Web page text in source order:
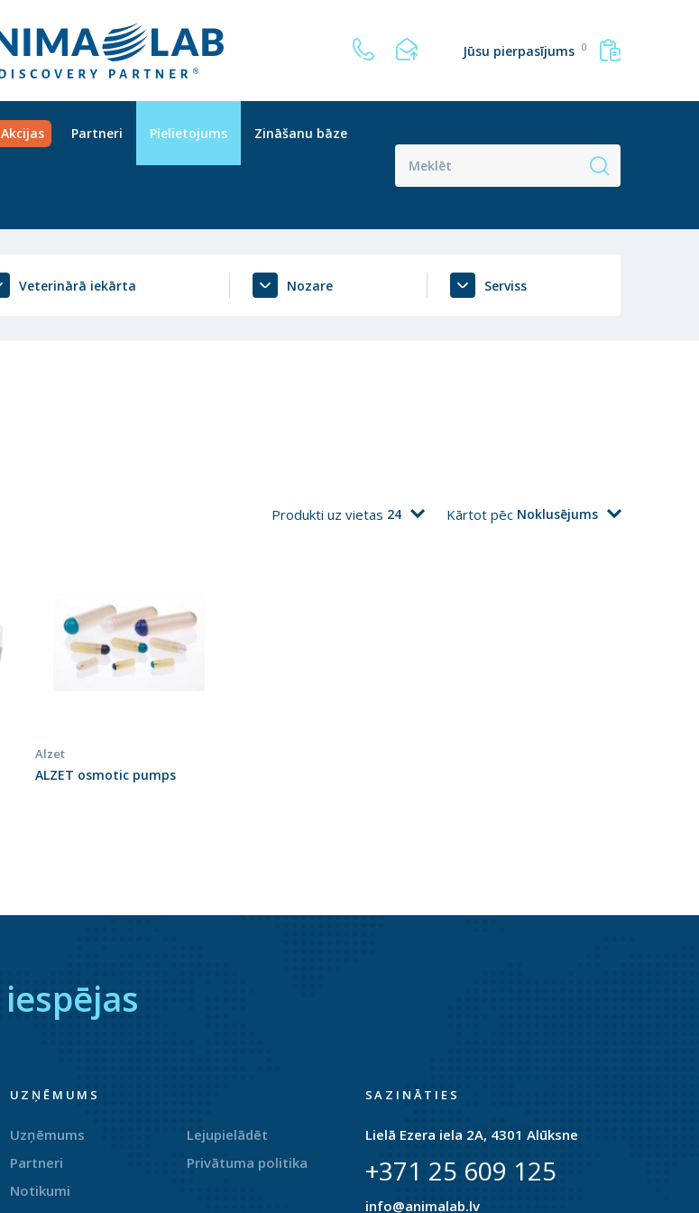
Jūsu pierpasījums 0
Akcijas Partneri Pielietojums Zināšanu bāze
Veterinārā iekārta Nozare Serviss
Produkti uz vietas 24 Kārtot pēc Noklusējums
Alzet
ALZET osmotic pumps
iespējas
UZŅĒMUMS
Uzņēmums
Partneri
Notikumi
Lejupielādēt
Privātuma politika
SAZINĀTIES
Lielā Ezera iela 2A, 4301 Alūksne
+371 25 609 125
info@animalab.lv